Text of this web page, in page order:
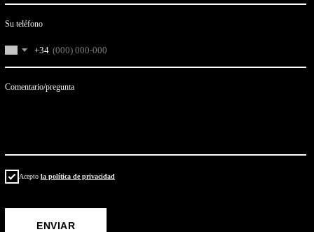
Su teléfono
+34
Comentario/pregunta
Acepto la política de privacidad
ENVIAR